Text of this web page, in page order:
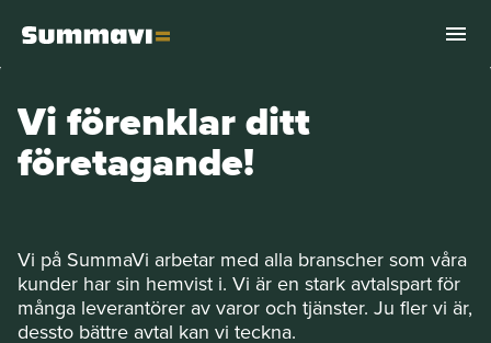
Vi förenklar ditt
företagande!
Vi på SummaVi arbetar med alla branscher som våra
kunder har sin hemvist i. Vi är en stark avtalspart för
många leverantörer av varor och tjänster. Ju fler vi är,
dessto bättre avtal kan vi teckna.